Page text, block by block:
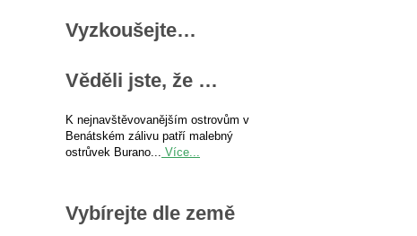
Vyzkoušejte…
Věděli jste, že …
K nejnavštěvovanějším ostrovům v
Benátském zálivu patří malebný
ostrůvek Burano... Více...
Vybírejte dle země